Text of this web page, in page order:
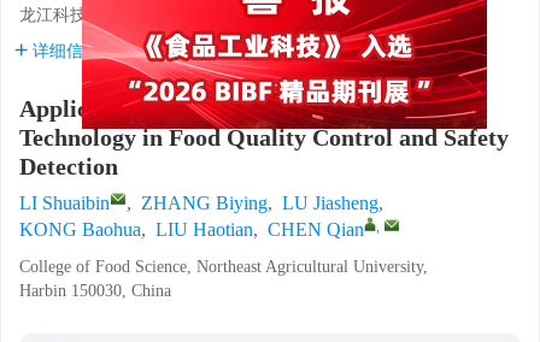
龙江科技英才春燕支持计划
CYQN24019
详细信息
Application of Hyperspectral Imaging
Technology in Food Quality Control and Safety
Detection
LI Shuaibin , ZHANG Biying, LU Jiasheng,
KONG Baohua, LIU Haotian, CHEN Qian ,
College of Food Science, Northeast Agricultural University,
Harbin 150030, China